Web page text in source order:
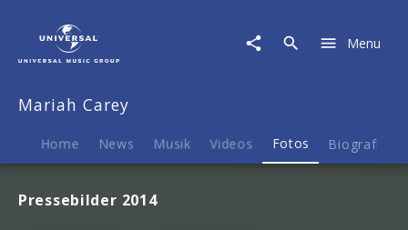
Fotos
Menu
Mariah Carey
Home News Musik Videos Fotos Biografie
Pressebilder 2014